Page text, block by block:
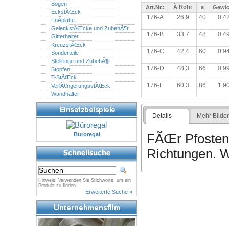
Art.Nr.: Ã Rohr a
176-A 26,9 40
176-B 33,7 48
176-C 42,4 60
176-D 48,3 66
176-E 60,3 86
Details Mehr Bilder
FÃŒr
Richtungen.
Bogen
EckstÃŒck
FuÃplatte
GelenkstÃŒcke und ZubehÃ¶r
Gitterhalter
KreuzstÃŒck
Sonderteile
Stellringe und ZubehÃ¶r
Stopfen
T-StÃŒck
VerlÃ€ngerungsstÃŒck
Wandhalter
Büroregal
Hinweis: Verwenden Sie Stichworte, um ein
Produkt zu finden.
Erweiterte Suche »